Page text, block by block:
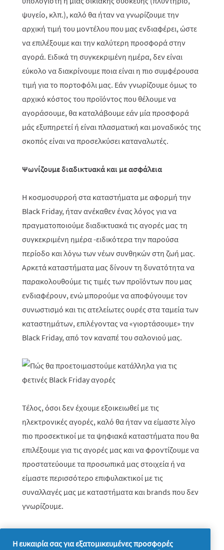
ψυγείο, κλπ.), καλό θα ήταν να γνωρίζουμε την
αρχική τιμή του μοντέλου που μας ενδιαφέρει, ώστε
να επιλέξουμε και την καλύτερη προσφορά στην
αγορά. Ειδικά τη συγκεκριμένη ημέρα, δεν είναι
εύκολο να διακρίνουμε ποια είναι η πιο συμφέρουσα
τιμή για το πορτοφόλι μας. Εάν γνωρίζουμε όμως το
αρχικό κόστος του προϊόντος που θέλουμε να
αγοράσουμε, θα καταλάβουμε εάν μία προσφορά
μάς εξυπηρετεί ή είναι πλασματική και μοναδικός της
σκοπός είναι να προσελκύσει καταναλωτές.
Ψωνίζουμε διαδικτυακά και με ασφάλεια
Η κοσμοσυρροή στα καταστήματα με αφορμή την
Black Friday, ήταν ανέκαθεν ένας λόγος για να
πραγματοποιούμε διαδικτυακά τις αγορές μας τη
συγκεκριμένη ημέρα -ειδικότερα την παρούσα
περίοδο και λόγω των νέων συνθηκών στη ζωή μας.
Αρκετά καταστήματα μας δίνουν τη δυνατότητα να
παρακολουθούμε τις τιμές των προϊόντων που μας
ενδιαφέρουν, ενώ μπορούμε να αποφύγουμε τον
συνωστισμό και τις ατελείωτες ουρές στα ταμεία των
καταστημάτων, επιλέγοντας να «γιορτάσουμε» την
Black Friday, από τον καναπέ του σαλονιού μας.
Τέλος, όσοι δεν έχουμε εξοικειωθεί με τις
ηλεκτρονικές αγορές, καλό θα ήταν να είμαστε λίγο
πιο προσεκτικοί με τα ψηφιακά καταστήματα που θα
επιλέξουμε για τις αγορές μας και να φροντίζουμε να
προστατεύουμε τα προσωπικά μας στοιχεία ή να
είμαστε περισσότερο επιφυλακτικοί με τις
συναλλαγές μας με καταστήματα και brands που δεν
γνωρίζουμε.
Η ευκαιρία σας για εξατομικευμένες προσφορές